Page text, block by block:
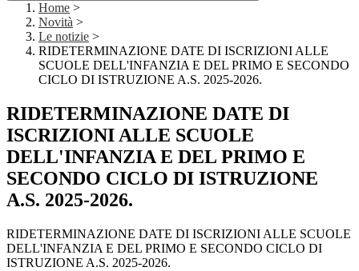
Home >
Novità >
Le notizie >
RIDETERMINAZIONE DATE DI ISCRIZIONI ALLE
SCUOLE DELL'INFANZIA E DEL PRIMO E SECONDO
CICLO DI ISTRUZIONE A.S. 2025-2026.
RIDETERMINAZIONE DATE DI
ISCRIZIONI ALLE SCUOLE
DELL'INFANZIA E DEL PRIMO E
SECONDO CICLO DI ISTRUZIONE
A.S. 2025-2026.
RIDETERMINAZIONE DATE DI ISCRIZIONI ALLE SCUOLE
DELL'INFANZIA E DEL PRIMO E SECONDO CICLO DI
ISTRUZIONE A.S. 2025-2026.